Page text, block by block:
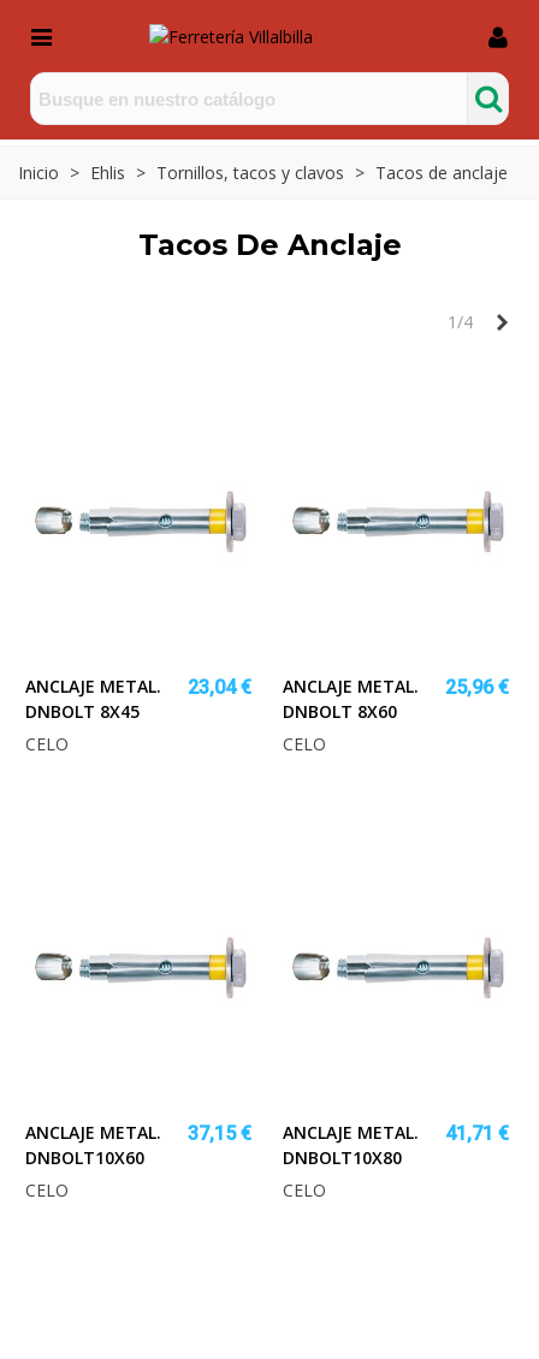
Inicio > Ehlis > Tornillos, tacos y clavos > Tacos de anclaje
Tacos De Anclaje
1/4
ANCLAJE METAL.
DNBOLT 8X45
23,04 €
CELO
ANCLAJE METAL.
DNBOLT 8X60
25,96 €
CELO
ANCLAJE METAL.
DNBOLT10X60
37,15 €
CELO
ANCLAJE METAL.
DNBOLT10X80
41,71 €
CELO